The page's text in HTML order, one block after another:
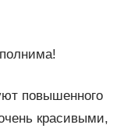
повышенного
красивыми,